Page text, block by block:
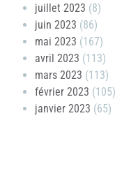
juillet 2023 (8)
juin 2023 (86)
mai 2023 (167)
avril 2023 (113)
mars 2023 (113)
février 2023 (105)
janvier 2023 (65)